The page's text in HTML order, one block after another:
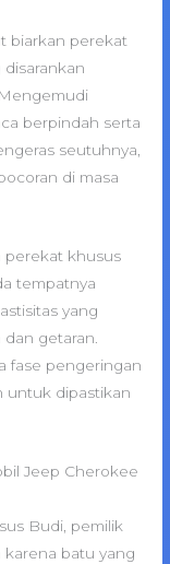
biarkan perekat
berpindah serta
seutuhnya,
di masa
perekat khusus
tempatnya
yang
getaran.
fase pengeringan
untuk dipastikan
Jeep Cherokee
Budi, pemilik
karena batu yang